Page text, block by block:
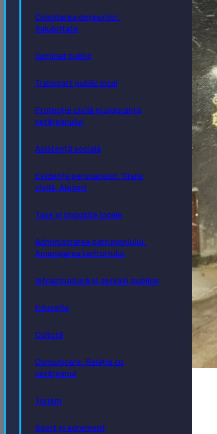
Colectarea deșeurilor.
Salubritate
Iluminat public
Transport public local
Protecție civilă și siguranța
cetățeanului
Asistență socială
Evidența persoanelor. Stare
civilă. Alegeri
Taxe și impozite locale
Administrarea patrimoniului.
Amenajarea teritoriului
Infrastructură și servicii publice
Educație
Cultură
Comunicare. Relația cu
cetățeanul
Turism
Sport și agrement
Activitate de iarnă: